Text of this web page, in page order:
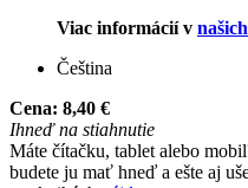
Viac informácií v
Čeština
Cena: 8,40 €
Ihneď na stiahnutie
Máte čítačku, tablet alebo
budete ju mať hneď a ešte aj